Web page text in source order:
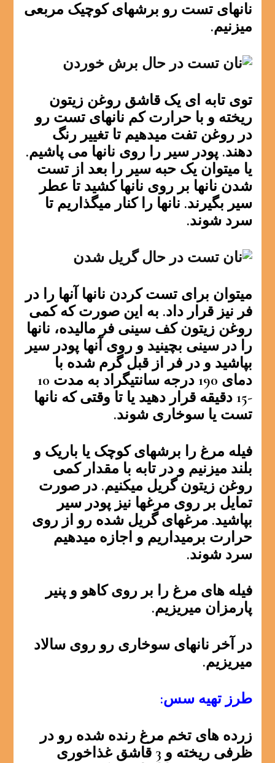
نانهای تست رو برشهای کوچیک مربعی
میزنیم.
توی تابه ای یک قاشق روغن زیتون
ریخته و با حرارت کم نانهای تست رو
در روغن تفت میدهیم تا تغییر رنگ
دهند. پودر سیر را روی نانها می پاشیم.
یا میتوان یک حبه سیر را بعد از تست
شدن نانها بر روی نانها کشید تا عطر
سیر بگیرند. نانها را کنار میگذاریم تا
سرد شوند.
میتوان برای تست کردن نانها آنها را در
فر نیز قرار داد. به این صورت که کمی
روغن زیتون کف سینی فر مالیده، نانها
را در سینی بچینید و روی آنها پودر سیر
بپاشید و در فر از قبل گرم شده با
دمای 190 درجه سانتیگراد به مدت 10
-15 دقیقه قرار دهید یا تا وقتی که نانها
تست یا سوخاری شوند.
فیله مرغ را برشهای کوچک یا باریک و
بلند میزنیم و در تابه با مقدار کمی
روغن زیتون گریل میکنیم. در صورت
تمایل بر روی مرغها نیز پودر سیر
بپاشید. مرغهای گریل شده رو از روی
حرارت برمیداریم و اجازه میدهیم
سرد شوند.
فیله های مرغ را بر روی کاهو و پنیر
پارمزان میریزیم.
در آخر نانهای سوخاری رو روی سالاد
میریزیم.
طرز تهیه سس:
زرده های تخم مرغ رنده شده رو در
ظرفی ریخته و 3 قاشق غذاخوری